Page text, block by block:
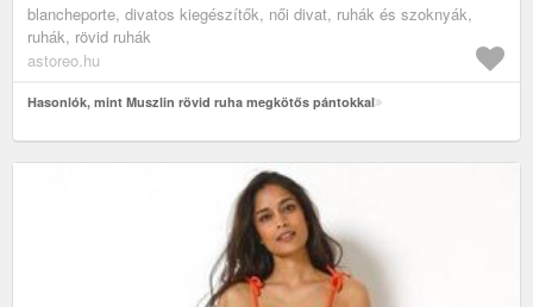
blancheporte, divatos kiegészítők, női divat, ruhák és szoknyák,
ruhák, rövid ruhák
astoreo.hu
Hasonlók, mint Muszlin rövid ruha megkötős pántokkal